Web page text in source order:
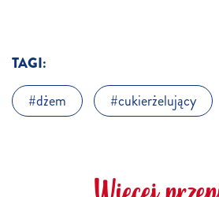
TAGI:
dżem
cukierżelujący